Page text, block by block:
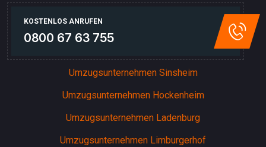
KOSTENLOS ANRUFEN
0800 67 63 755
Umzugsunternehmen Sinsheim
Umzugsunternehmen Hockenheim
Umzugsunternehmen Ladenburg
Umzugsunternehmen Limburgerhof